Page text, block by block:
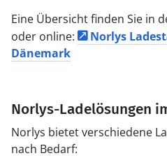
Eine Übersicht finden Sie in
oder online:
Norlys
Dänemark
Norlys-Ladelösungen
Norlys bietet verschiedene
nach Bedarf: